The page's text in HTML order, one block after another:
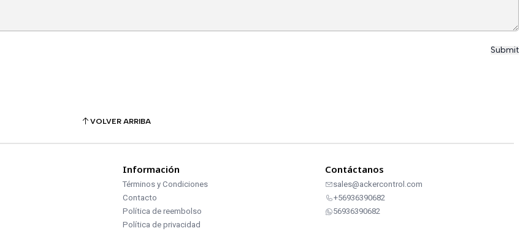
VOLVER ARRIBA
Información
Términos y Condiciones
Contacto
Política de reembolso
Política de privacidad
Contáctanos
sales@ackercontrol.com
+56936390682
56936390682